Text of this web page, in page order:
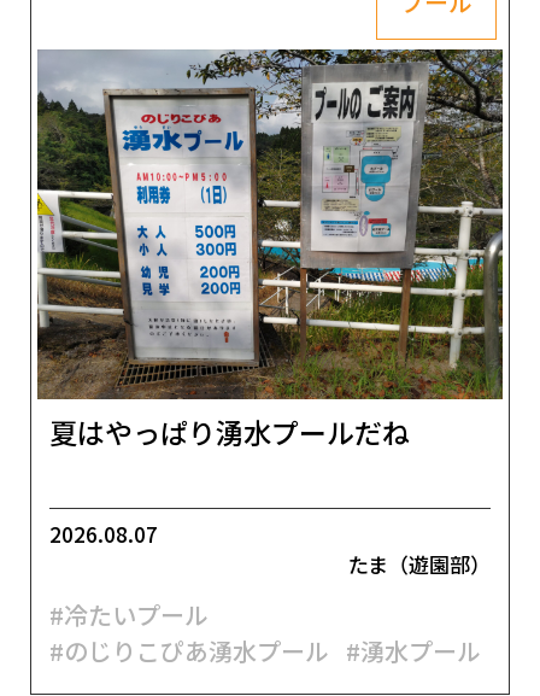
夏はやっぱり湧水プールだね
2026.08.07
たま（遊園部）
#冷たいプール
#のじりこぴあ湧水プール #湧水プール